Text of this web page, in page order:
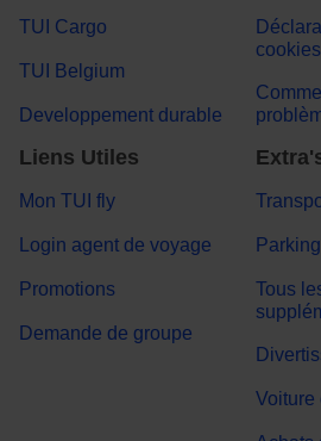
TUI Cargo
TUI Belgium
Developpement durable
cookies
Liens Utiles
Mon TUI fly
Login agent de voyage
Promotions
Demande de groupe
Tous
Voiture